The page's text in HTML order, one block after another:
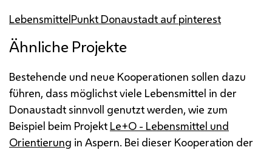
LebensmittelPunkt Donaustadt aufpinterest
Ähnliche Projekte
Bestehende und neue Kooperationen sollen dazu
führen, dass möglichst viele Lebensmittel in der
Donaustadt sinnvoll genutzt werden, wie zum
Beispiel beim Projekt Le+O - Lebensmittel und
Orientierung in Aspern. Bei dieser Kooperation der